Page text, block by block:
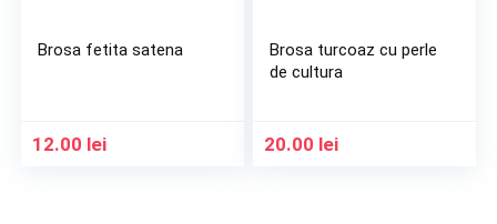
Brosa fetita satena
12.00 lei
Brosa turcoaz cu perle
de cultura
20.00 lei